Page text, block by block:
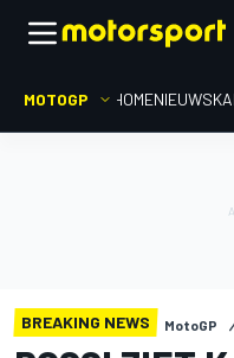
MOTOGP HOMENIEUWS
BREAKING NEWS MotoGP